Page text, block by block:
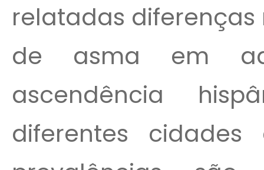
relatadas
de asma em
ascendência
diferentes cidades